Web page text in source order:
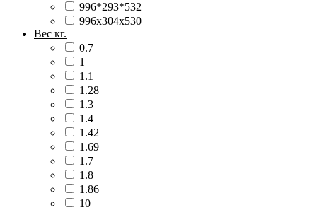
996*293*532
996х304х530
Вес кг.
0.7
1
1.1
1.28
1.3
1.4
1.42
1.69
1.7
1.8
1.86
10